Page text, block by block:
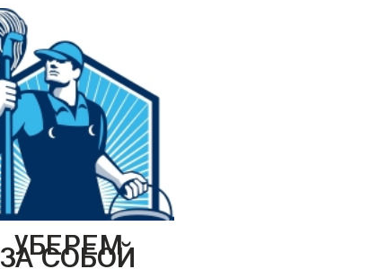
УБЕРЕМ
ЗА СОБОЙ